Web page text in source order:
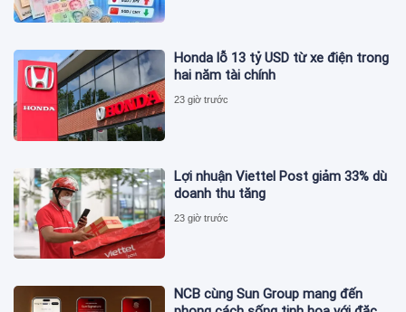
Honda lỗ 13 tỷ USD từ xe điện trong
hai năm tài chính
23 giờ trước
Lợi nhuận Viettel Post giảm 33% dù
doanh thu tăng
23 giờ trước
NCB cùng Sun Group mang đến